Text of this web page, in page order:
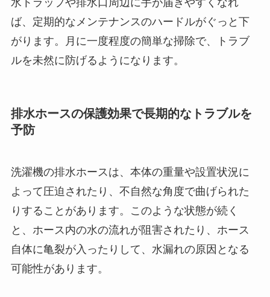
水トラップや排水口周辺に手が届きやすくなれ
ば、定期的なメンテナンスのハードルがぐっと下
がります。月に一度程度の簡単な掃除で、トラブ
ルを未然に防げるようになります。
排水ホースの保護効果で長期的なトラブルを
予防
洗濯機の排水ホースは、本体の重量や設置状況に
よって圧迫されたり、不自然な角度で曲げられた
りすることがあります。このような状態が続く
と、ホース内の水の流れが阻害されたり、ホース
自体に亀裂が入ったりして、水漏れの原因となる
可能性があります。